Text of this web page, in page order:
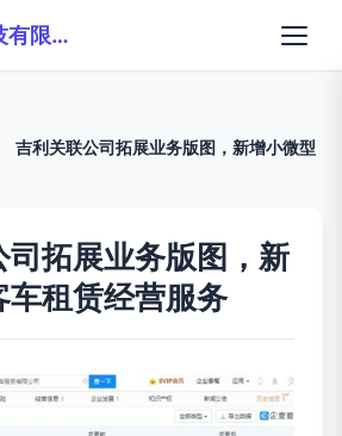
杭州神同网络科技有限公司
吉利关联公司拓展业务版图，新增小微型
司拓展业务版图，新
车租赁经营服务